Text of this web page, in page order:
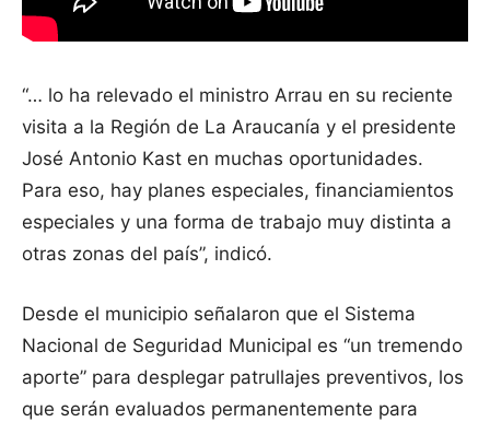
“… lo ha relevado el ministro Arrau en su reciente
visita a la Región de La Araucanía y el presidente
José Antonio Kast en muchas oportunidades.
Para eso, hay planes especiales, financiamientos
especiales y una forma de trabajo muy distinta a
otras zonas del país”, indicó.
Desde el municipio señalaron que el Sistema
Nacional de Seguridad Municipal es “un tremendo
aporte” para desplegar patrullajes preventivos, los
que serán evaluados permanentemente para